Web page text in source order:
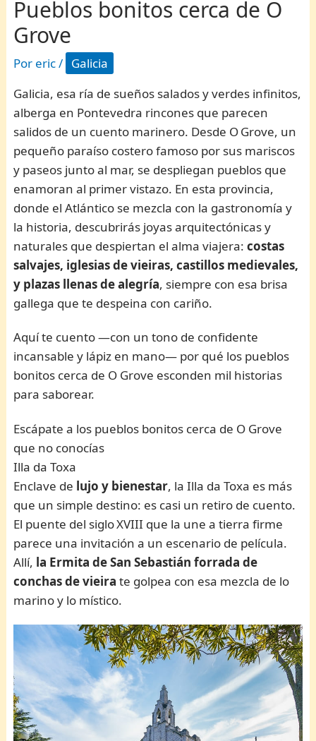
Pueblos bonitos cerca de O
Grove
Por eric/ Galicia
Galicia, esa ría de sueños salados y verdes infinitos,
alberga en Pontevedra rincones que parecen
salidos de un cuento marinero. Desde O Grove, un
pequeño paraíso costero famoso por sus mariscos
y paseos junto al mar, se despliegan pueblos que
enamoran al primer vistazo. En esta provincia,
donde el Atlántico se mezcla con la gastronomía y
la historia, descubrirás joyas arquitectónicas y
naturales que despiertan el alma viajera:costas
salvajes, iglesias de vieiras, castillos medievales,
y plazas llenas de alegría, siempre con esa brisa
gallega que te despeina con cariño.
Aquí te cuento —con un tono de confidente
incansable y lápiz en mano— por qué los pueblos
bonitos cerca de O Grove esconden mil historias
para saborear.
Escápate a los pueblos bonitos cerca de O Grove
que no conocías
Illa da Toxa
Enclave de lujo y bienestar, la Illa da Toxa es más
que un simple destino: es casi un retiro de cuento.
El puente del siglo XVIII que la une a tierra firme
parece una invitación a un escenario de película.
Allí, la Ermita de San Sebastián forrada de
conchas de vieira te golpea con esa mezcla de lo
marino y lo místico.